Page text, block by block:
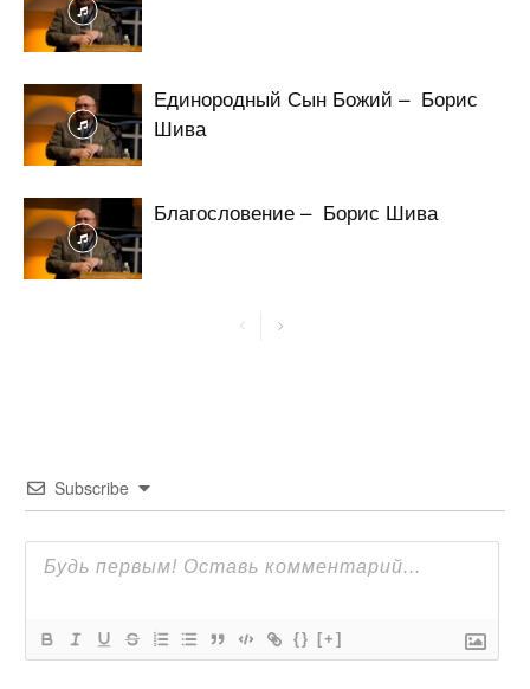
Единородный Сын Божий – Борис
Шива
Благословение – Борис Шива
Subscribe
{} [+]